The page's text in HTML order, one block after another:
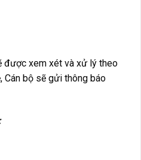
được xem xét và xử lý theo
Cán bộ sẽ gửi thông báo